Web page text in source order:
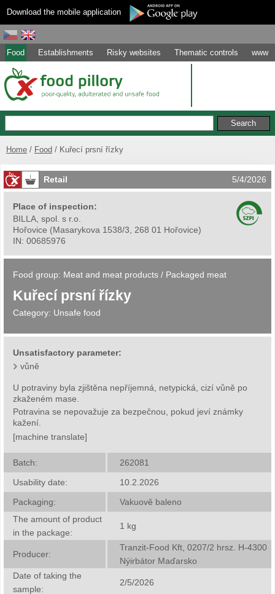
Download the mobile application
Food Establishments Risky websites Thematic controls www
Home Food Kuřecí prsní řízky
Retail 5/4/2026
Place of inspection:
BILLA, spol. s r.o.
Hořovice (Masarykova 1538/3, 268 01 Hořovice)
IN: 00685976
Food group: Meat and meat products / Packaged meat
Kuřecí prsní řízky
Category: Unsafe food
Unsatisfactory parameter:
vůně
U potraviny byla zjištěna nepříjemná, netypická, cizí vůně po
zkaženém mase.
Potravina se nepovažuje za bezpečnou, pokud jeví známky
kažení.
[machine translate]
Batch:
262081
Usability date:
10.2.2026
Packaging:
Vakuově baleno
The amount of product
in the package:
1 kg
Producer:
Tranzit-Food Kft, 0207/2 hrsz. H-4300
Nýirbátor Maďarsko
Date of taking the
sample:
2/5/2026